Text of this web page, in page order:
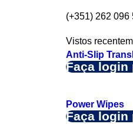
(+351) 262 096
Vistos
Anti-Slip
Faça login
Power Wipes
Faça login